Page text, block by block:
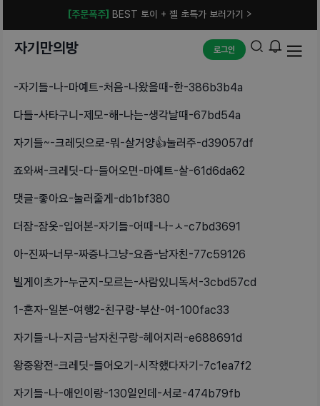
[주문폭주] BEST 토이 + 젤 초특가 보러가기 >
자기만의방 로그인
-자기들-나-마예트-처음-나왔을때-한-386b3b4a
다들-사타구니-제모-해-나는-생각날때-67bd54a
자기들~-크레딧으로-뭐-살거양👍눌러주-d39057df
죠와써-크레딧-다-들어오면-마예트-살-61d6da62
댓글-좋아요-눌러줄게-db1bf380
더잠-잠옷-입어본-자기들-어때-나-ㅅ-c7bd3691
아-진짜-너무-짜증나그냥-요즘-남자친-77c59126
빌게이츠가-누군지-모르는-사람있니독서-3cbd57cd
1-혼자-일본-여행2-친구랑-부산-여-100fac33
자기들-나-지금-남자친구랑-헤어지러-e688691d
왕중왕전-크레딧-들어오기-시작했다자기-7c1ea7f2
자기들-나-애인이랑-130일인데-서로-474b79fb